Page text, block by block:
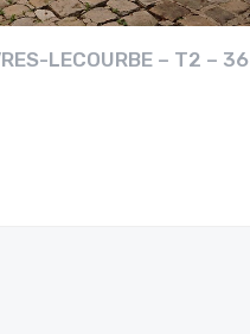
LECOURBE – T2 – 36